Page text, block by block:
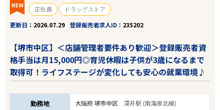
NEW 正社員
ドラッグストア
更新日
2026.07.29 登録販売者求人ID 235202
【堺市中区】＜店舗管理者要件あり歓迎＞登録販売者資
格手当は月15,000円◎育児休暇は子供が3歳になるまで
取得可！ライフステージが変化しても安心の就業環境♪
勤務地 大阪府 堺市中区 深井駅 (南海泉北線)